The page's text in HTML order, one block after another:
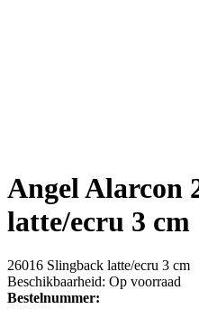
Angel Alarcon
latte/ecru 3 cm
26016 Slingback latte/ecru 3 cm
Beschikbaarheid: Op voorraad
Bestelnummer: